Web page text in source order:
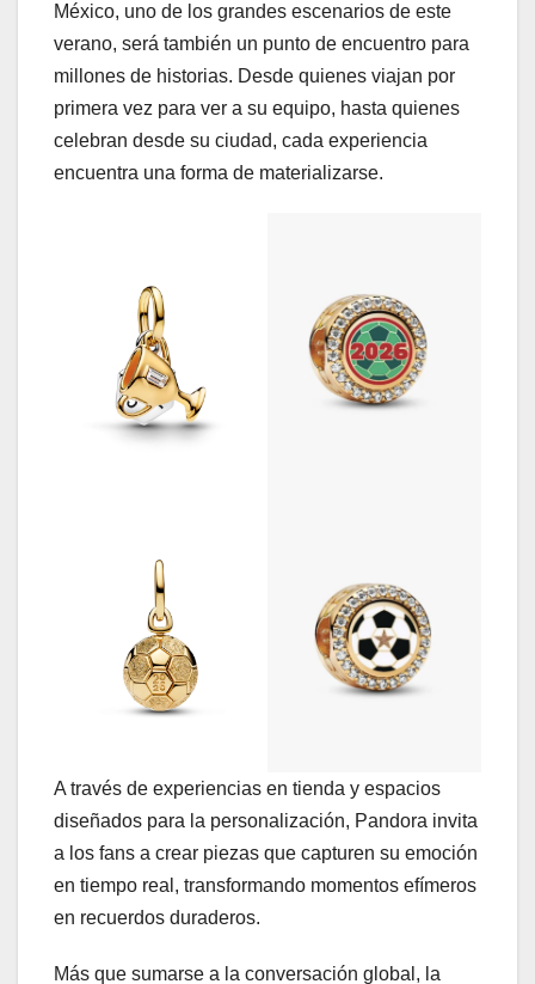
México, uno de los grandes escenarios de este
verano, será también un punto de encuentro para
millones de historias. Desde quienes viajan por
primera vez para ver a su equipo, hasta quienes
celebran desde su ciudad, cada experiencia
encuentra una forma de materializarse.
A través de experiencias en tienda y espacios
diseñados para la personalización, Pandora invita
a los fans a crear piezas que capturen su emoción
en tiempo real, transformando momentos efímeros
en recuerdos duraderos.
Más que sumarse a la conversación global, la